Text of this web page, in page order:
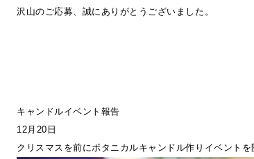
沢山のご応募、誠にありがとうございました。
キャンドルイベント報告
12月20日
クリスマスを前にボタニカルキャンドル作りイベントを